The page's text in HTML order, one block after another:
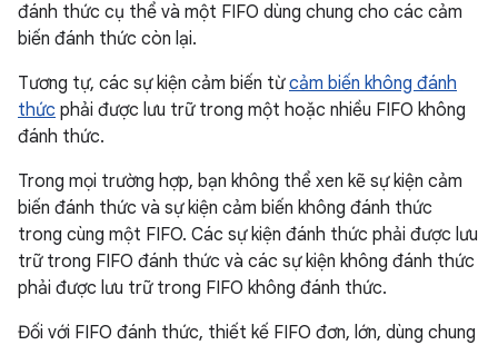
đánh thức cụ thể và một FIFO dùng chung cho các cảm
biến đánh thức còn lại.
Tương tự, các sự kiện cảm biến từcảm biến không đánh
thức phải được lưu trữ trong một hoặc nhiều FIFO không
đánh thức.
Trong mọi trường hợp, bạn không thể xen kẽ sự kiện cảm
biến đánh thức và sự kiện cảm biến không đánh thức
trong cùng một FIFO. Các sự kiện đánh thức phải được lưu
trữ trong FIFO đánh thức và các sự kiện không đánh thức
phải được lưu trữ trong FIFO không đánh thức.
Đối với FIFO đánh thức, thiết kế FIFO đơn, lớn, dùng chung